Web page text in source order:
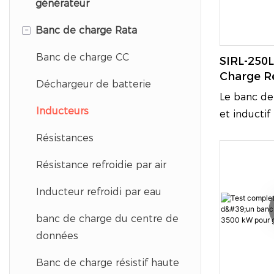
générateur
- Banc de charge Rata
Banc de charge CC
Déchargeur de batterie
Inducteurs
Résistances
Résistance refroidie par air
Inducteur refroidi par eau
banc de charge du centre de
données
Banc de charge résistif haute
SIRL-
Charge
Inductif
KVA
Le banc
et inductif
systèmes